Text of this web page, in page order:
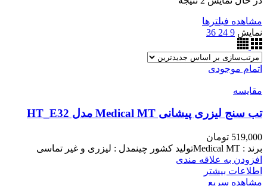
مشاهده فیلترها
نمایش 9
24
36
اتمام موجودی
مقایسه
تب سنج لیزری پیشانی Medical MT مدل HT_E32
519,000 تومان
برند : Medical MTتولید کشور چینمدل : لیزری و غیر تماسی
افزودن به علاقه مندی
اطلاعات بیشتر
مشاهده سریع